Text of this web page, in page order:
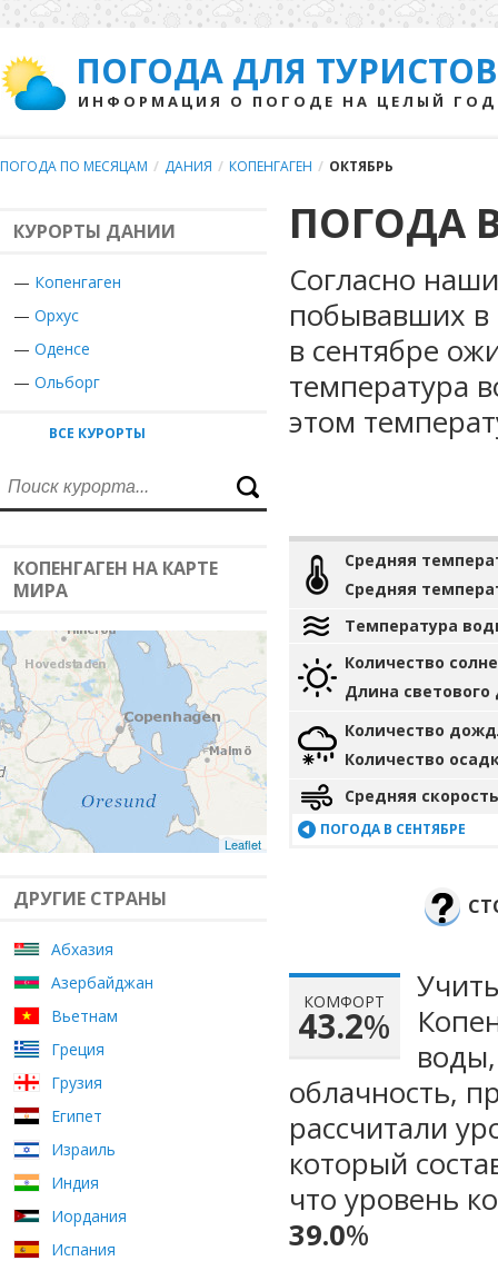
ПОГОДА ДЛЯ ТУРИСТОВ
ИНФОРМАЦИЯ О ПОГОДЕ НА ЦЕЛЫЙ ГОД
ПОГОДА ПО МЕСЯЦАМ / ДАНИЯ / КОПЕНГАГЕН / ОКТЯБРЬ
КУРОРТЫ ДАНИИ
— Копенгаген
— Орхус
— Оденсе
— Ольборг
ВСЕ КУРОРТЫ
КОПЕНГАГЕН НА КАРТЕ
МИРА
Leaflet
ДРУГИЕ СТРАНЫ
Абхазия
Азербайджан
Вьетнам
Греция
Грузия
Египет
Израиль
Индия
Иордания
Испания
ПОГОДА
Согласно
побывавших в
в сентябре
температура
этом
Средняя
Средняя
Температура
Количество
Длина светового
Количество
Количество
Средняя
ПОГОДА В СЕНТЯБРЕ
КОМФОРТ
43.2%
облачность,
рассчитали
который
что уровень
39.0%